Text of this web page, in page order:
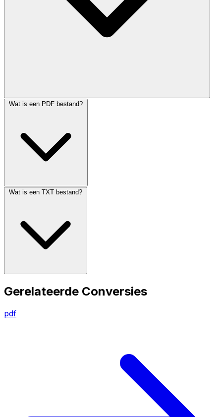
Wat is een PDF bestand?
Wat is een TXT bestand?
Gerelateerde Conversies
pdf